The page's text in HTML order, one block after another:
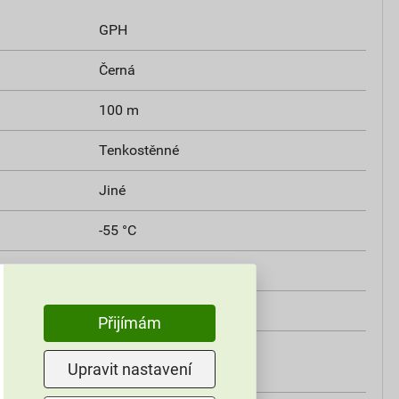
GPH
Černá
100 m
Tenkostěnné
Jiné
-55 °C
Ne
6,4 mm
Přijímám
Upravit nastavení